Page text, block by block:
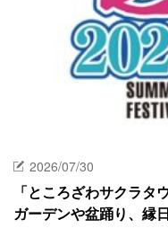
2026/07/30
「ところざわサクラタ
ガーデンや盆踊り、縁